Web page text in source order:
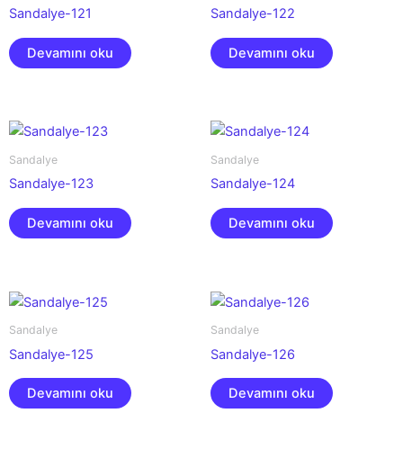
Sandalye-121
Devamını oku
Sandalye-122
Devamını oku
Sandalye
Sandalye-123
Devamını oku
Sandalye
Sandalye-124
Devamını oku
Sandalye
Sandalye-125
Devamını oku
Sandalye
Sandalye-126
Devamını oku